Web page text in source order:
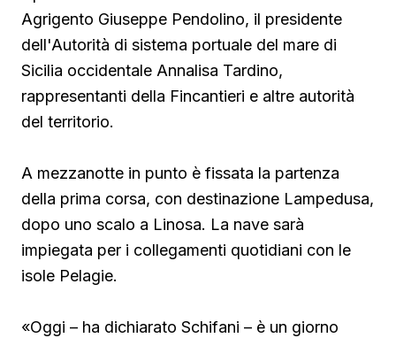
Agrigento Giuseppe Pendolino, il presidente
dell'Autorità di sistema portuale del mare di
Sicilia occidentale Annalisa Tardino,
rappresentanti della Fincantieri e altre autorità
del territorio.
A mezzanotte in punto è fissata la partenza
della prima corsa, con destinazione Lampedusa,
dopo uno scalo a Linosa. La nave sarà
impiegata per i collegamenti quotidiani con le
isole Pelagie.
«Oggi – ha dichiarato Schifani – è un giorno